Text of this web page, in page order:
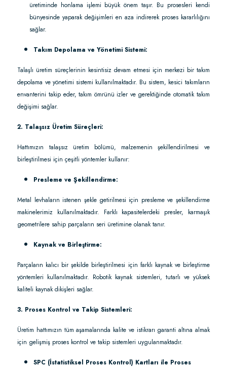
üretiminde honlama işlemi büyük önem taşır. Bu prosesleri kendi
bünyesinde yaparak değişimleri en aza indirerek proses kararlılığını
sağlar.
Takım Depolama ve Yönetimi Sistemi:
Talaşlı üretim süreçlerinin kesintisiz devam etmesi için merkezi bir takım
depolama ve yönetimi sistemi kullanılmaktadır. Bu sistem, kesici takımların
envanterini takip eder, takım ömrünü izler ve gerektiğinde otomatik takım
değişimi sağlar.
2. Talaşsız Üretim Süreçleri:
Hattımızın talaşsız üretim bölümü, malzemenin şekillendirilmesi ve
birleştirilmesi için çeşitli yöntemler kullanır:
Presleme ve Şekillendirme:
Metal levhaların istenen şekle getirilmesi için presleme ve şekillendirme
makinelerimiz kullanılmaktadır. Farklı kapasitelerdeki presler, karmaşık
geometrilere sahip parçaların seri üretimine olanak tanır.
Kaynak ve Birleştirme:
Parçaların kalıcı bir şekilde birleştirilmesi için farklı kaynak ve birleştirme
yöntemleri kullanılmaktadır. Robotik kaynak sistemleri, tutarlı ve yüksek
kaliteli kaynak dikişleri sağlar.
3. Proses Kontrol ve Takip Sistemleri:
Üretim hattımızın tüm aşamalarında kalite ve istikrarı garanti altına almak
için gelişmiş proses kontrol ve takip sistemleri uygulanmaktadır.
SPC (İstatistiksel Proses Kontrol) Kartları ile Proses